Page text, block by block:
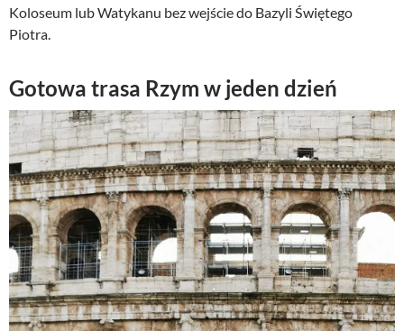
Koloseum lub Watykanu bez wejście do Bazyli Świętego
Piotra.
Gotowa trasa Rzym w jeden dzień